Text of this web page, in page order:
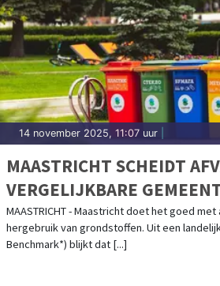
14 november 2025, 11:07 uur
MAASTRICHT SCHEIDT
VERGELIJKBARE
MAASTRICHT - Maastricht doet het goed
hergebruik van grondstoffen. Uit een
Benchmark*) blijkt dat [...]